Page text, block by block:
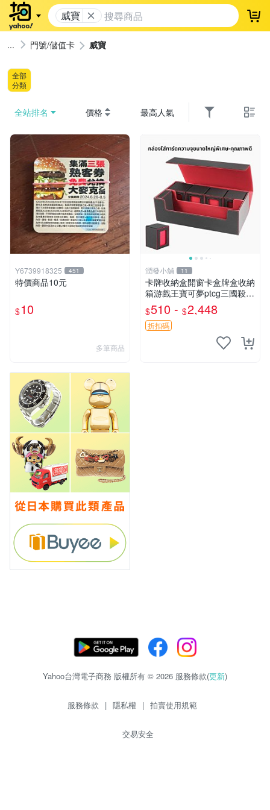
威寶 登
門號/儲值卡 威寶
全部
分類
全站排名 價格 最高人氣
Y6739918325 451
特價商品10元
$10
多筆商品
潤發小舖 11
卡牌收納盒開窗卡盒牌盒收納
箱游戲王寶可夢ptcg三國殺海
賊王dtcg
$510 - $2,448
折扣碼
Yahoo台灣電子商務 版權所有 © 2026 服務條款(更新)
服務條款 | 隱私權 | 拍賣使用規範
交易安全